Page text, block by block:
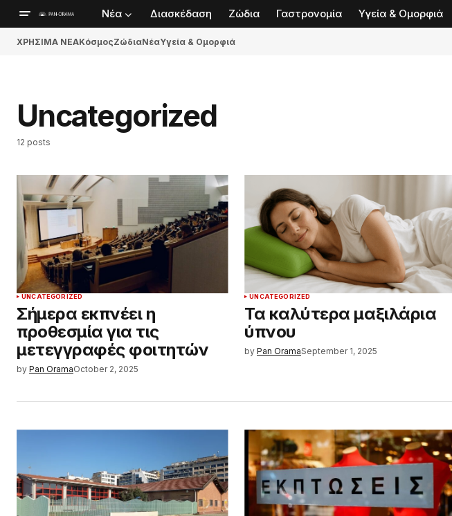
Νέα Διασκέδαση Ζώδια Γαστρονομία Υγεία & Ομορφιά
ΧΡΗΣΙΜΑ ΝΕΑΚόσμοςΖώδιαΝέαΥγεία & Ομορφιά
Uncategorized
12 posts
UNCATEGORIZED
Σήμερα εκπνέει η
προθεσμία για τις
μετεγγραφές φοιτητών
by Pan OramaOctober 2, 2025
UNCATEGORIZED
Τα καλύτερα μαξιλάρια
ύπνου
by Pan OramaSeptember 1, 2025